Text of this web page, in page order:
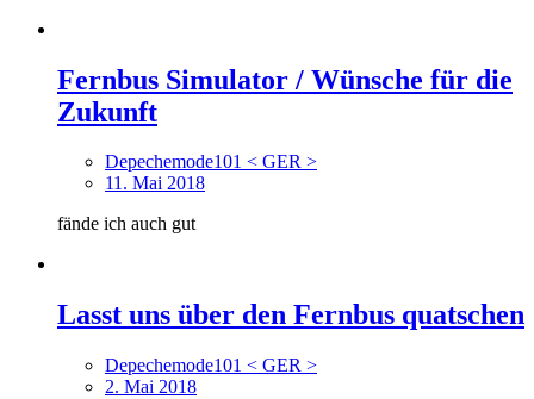
Fernbus Simulator / Wünsche für die
Zukunft
Depechemode101 < GER >
11. Mai 2018
fände ich auch gut
Lasst uns über den Fernbus quatschen
Depechemode101 < GER >
2. Mai 2018